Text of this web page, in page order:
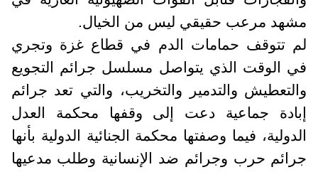
مشهد مرعب حقيقي ليس من الخيال.
لم تتوقف حمامات الدم في قطاع غزة وتجري
في الوقت الذي يتواصل مسلسل جرائم التجويع
والتعطيش والتدمير والتخريب، والتي تعد جرائم
إبادة جماعية دعت إلى وقفها محكمة العدل
الدولية، فيما وصفتها محكمة الجنائية الدولية بأنها
جرائم حرب وجرائم ضد الإنسانية وطلب مدعيها